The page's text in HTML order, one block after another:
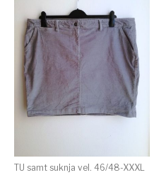
TU samt suknja vel. 46/48-XXXL